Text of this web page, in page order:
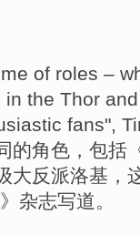
of roles –
in the Thor and
fans",
的角色 ， 包括
大反派洛基 ，
杂志写道。